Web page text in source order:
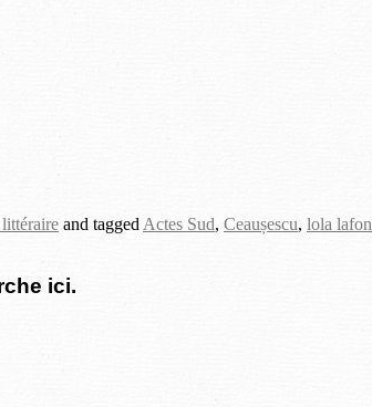
and tagged Actes Sud, Ceaușescu, lola lafon
ici.